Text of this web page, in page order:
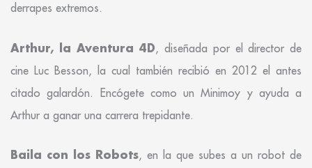
derrapes extremos.
Arthur, la Aventura 4D, diseñada por el director de
cine Luc Besson, la cual también recibió en 2012 el antes
citado galardón. Encógete como un Minimoy y ayuda a
Arthur a ganar una carrera trepidante.
Baila con los Robots, en la que subes a un robot de